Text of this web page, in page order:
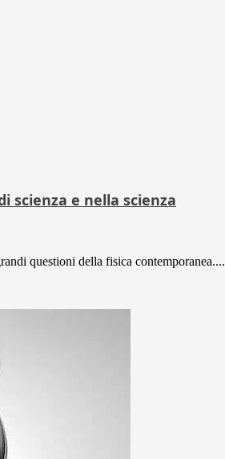
scienza e nella scienza
questioni della fisica contemporanea....